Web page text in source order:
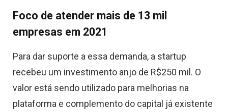
Foco de atender mais de 13 mil
empresas em 2021
Para dar suporte a essa demanda, a startup
recebeu um investimento anjo de R$250 mil. O
valor está sendo utilizado para melhorias na
plataforma e complemento do capital já existente